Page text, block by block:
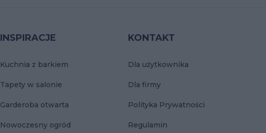
INSPIRACJE
Kuchnia z barkiem
Tapety w salonie
Garderoba otwarta
Nowoczesny ogród
KONTAKT
Dla użytkownika
Dla firmy
Polityka Prywatności
Regulamin